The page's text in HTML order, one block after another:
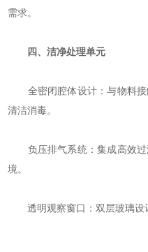
需求。
四、洁净处理单元
全密闭腔体设计‌：与物料接
清洁消毒。
负压排气系统‌：集成高效过
境。
透明观察窗口‌：双层玻璃设